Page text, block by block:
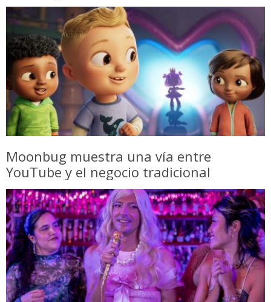
Moonbug muestra una vía entre
YouTube y el negocio tradicional